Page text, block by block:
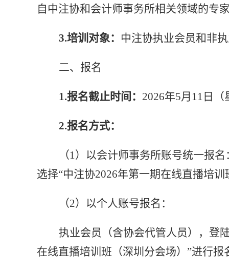
自中注协和会计师事务所相关领域的专
3.培训对象： 中注协执业会员和非
二、报名
1.报名截止时间： 2026年5月11日
2.报名方式：
（1）以会计师事务所账号统一报
选择“中注协2026年第一期在线直播培
（2）以个人账号报名：
执业会员（含协会代管人员），登
在线直播培训班（深圳分会场）”进行报